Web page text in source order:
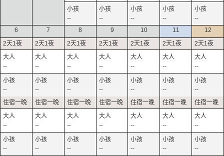
-- -- -- --
--
6
--
--
--
--
7
--
--
--
--
8
--
--
--
--
9
--
--
--
--
10
--
--
--
--
11
--
--
--
--
12
--
--
--
--